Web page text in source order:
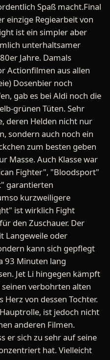
Spaß macht.Final
einzige Regiearbeit von
ist ein simpler aber
unterhaltsamer
Jahre. Damals
Actionfilmen aus allen
Dosenbier noch
gab es bei Aldi noch die
grünen Tüten. Sehr
deren Helden nicht nur
sondern auch noch ein
zum besten geben
Masse. Auch Klasse war
Fighter", "Bloodsport"
garantierten
kurzweiligere
ist wirklich Fight
den Zuschauer. Der
Langeweile oder
kann sich gepflegt
93 Minuten lang
Jet Li hingegen kämpft
verbohrten alten
von dessen Tochter.
ist jedoch nicht
anderen Filmen.
er sich zu sehr auf seine
hat. Vielleicht